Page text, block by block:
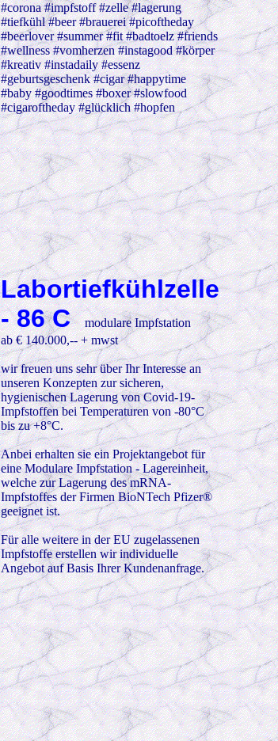
#corona #impfstoff #zelle #lagerung
#tiefkühl #beer #brauerei #picoftheday
#beerlover #summer #fit #badtoelz #friends
#wellness #vomherzen #instagood #körper
#kreativ #instadaily #essenz
#geburtsgeschenk #cigar #happytime
#baby #goodtimes #boxer #slowfood
#cigaroftheday #glücklich #hopfen
Labortiefkühlzelle
- 86 Cmodulare Impfstation
ab € 140.000,-- + mwst
wir freuen uns sehr über Ihr Interesse an
unseren Konzepten zur sicheren,
hygienischen Lagerung von Covid-19-
Impfstoffen bei Temperaturen von -80°C
bis zu +8°C.
Anbei erhalten sie ein Projektangebot für
eine Modulare Impfstation - Lagereinheit,
welche zur Lagerung des mRNA-
Impfstoffes der Firmen BioNTech Pfizer®
geeignet ist.
Für alle weitere in der EU zugelassenen
Impfstoffe erstellen wir individuelle
Angebot auf Basis Ihrer Kundenanfrage.